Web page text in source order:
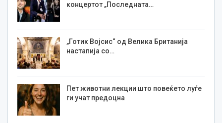
концертот „Последната…
„Готик Војсис“ од Велика Британија
настапија со…
Пет животни лекции што повеќето луѓе
ги учат предоцна